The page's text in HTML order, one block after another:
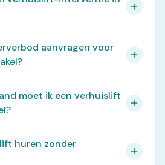
aanvragen voor
moet ik een verhuislift
huren zonder